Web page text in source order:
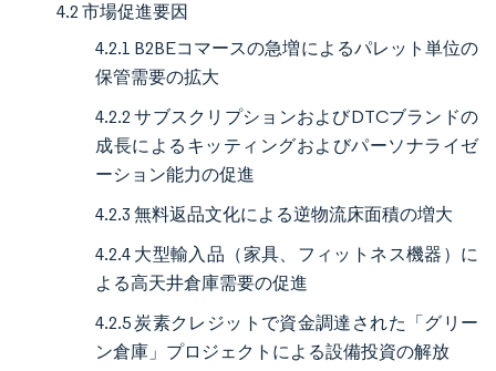
4.2 市場促進要因
4.2.1 B2BEコマースの急増によるパレット単位の
保管需要の拡大
4.2.2 サブスクリプションおよびDTCブランドの
成長によるキッティングおよびパーソナライゼ
ーション能力の促進
4.2.3 無料返品文化による逆物流床面積の増大
4.2.4 大型輸入品（家具、フィットネス機器）に
よる高天井倉庫需要の促進
4.2.5 炭素クレジットで資金調達された「グリー
ン倉庫」プロジェクトによる設備投資の解放